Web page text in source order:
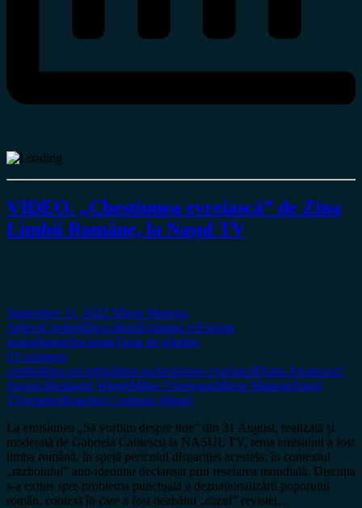
VIDEO. „Chestiunea evreiască” de Ziua
Limbii Române, la Nașul TV
September 11, 2022 Miron Manega
ArhivaCredințăDezvăluiriEmisiuni tvEuropa
nostraIstorieSocietateTema de gândire
0 Comment
certitudinea.rocertitudinea.rochestiunea evreiascăDiana Iovanovici
ȘoșoacăInstitutul WieselMihai VinereanuMiron ManegaNașul
TVortodoxRaportul Comisiei Wiesel
La emisiunea „Să vorbim despre tine” din 31 August, realizată și
moderată de Gabriela Calitescu la NAȘUL TV, tema emisiunii a fost
limba română, în speță pericolul dispariției acesteia, în contextul
„războiului” anti-identitar declanșat prin resetarea mondială. Discuția
s-a extins spre problema punctuală a deznaționalizării poporului
român, context în care a fost dezbătut „cazul” revistei…